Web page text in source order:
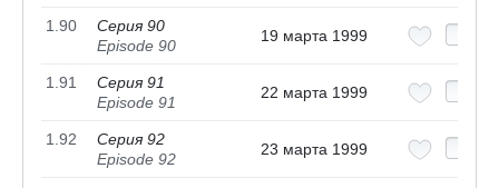
1.90
Серия 90
Episode 90
19 марта 1999
1.91
Серия 91
Episode 91
22 марта 1999
1.92
Серия 92
Episode 92
23 марта 1999